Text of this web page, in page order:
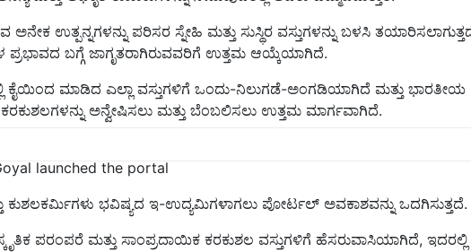
ಉತ್ಪನ್ನಗಳನ್ನು ಪರಿಸರ ಸ್ನೇಹಿ ಮತ್ತು ಸುಸ್ಥಿರ ವಸ್ತುಗಳನ್ನು ಬಳಸಿ ತಯಾರಿಸಲಾಗುತ್ತದೆ,
ಬಗ್ಗೆ ಜಾಗೃತರಾಗಿರುವವರಿಗೆ ಉತ್ತಮ ಆಯ್ಕೆಯಾಗಿದೆ.
ಕೈಯಿಂದ ಮಾಡಿದ ಎಲ್ಲಾ ವಸ್ತುಗಳಿಗೆ ಒಂದು-ನಿಲುಗಡೆ-ಅಂಗಡಿಯಾಗಿದೆ ಮತ್ತು ಭಾರತೀಯ
ಅನ್ವೇಷಿಸಲು ಮತ್ತು ಬೆಂಬಲಿಸಲು ಉತ್ತಮ ಮಾರ್ಗವಾಗಿದೆ.
launched the portal
ಕುಶಲಕರ್ಮಿಗಳು ಭವಿಷ್ಯದ ಇ-ಉದ್ಯಮಿಗಳಾಗಲು ಪೋರ್ಟಲ್ ಅವಕಾಶವನ್ನು ಒದಗಿಸುತ್ತದೆ.
ಪರಂಪರೆ ಮತ್ತು ಸಾಂಪ್ರದಾಯಿಕ ಕರಕುಶಲ ವಸ್ತುಗಳಿಗೆ ಹೆಸರುವಾಸಿಯಾಗಿದೆ, ಇದರಲ್ಲಿ
ಸೇರಿವೆ.